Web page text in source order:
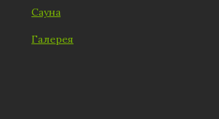
Сауна
Галерея